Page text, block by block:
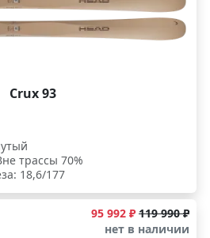
Crux 93
трассы 70%
18,6/177
95 992 ₽ 119 990 ₽
нет в наличии